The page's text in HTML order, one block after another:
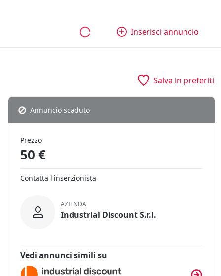
Inserisci annuncio
Salva in preferiti
Annuncio scaduto
Prezzo
50 €
Contatta l'inserzionista
AZIENDA
Industrial Discount S.r.l.
Vedi annunci simili su